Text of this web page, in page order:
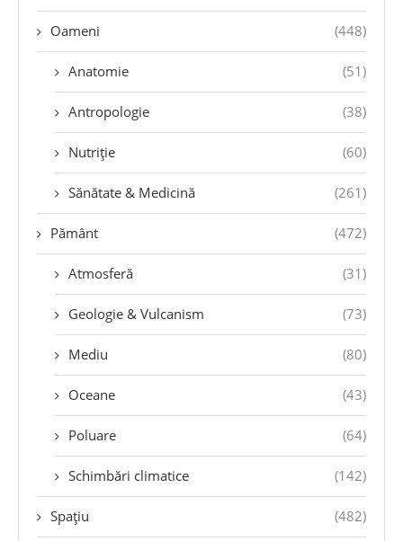
Oameni (448)
Anatomie (51)
Antropologie (38)
Nutriție (60)
Sănătate & Medicină (261)
Pământ (472)
Atmosferă (31)
Geologie & Vulcanism (73)
Mediu (80)
Oceane (43)
Poluare (64)
Schimbări climatice (142)
Spațiu (482)